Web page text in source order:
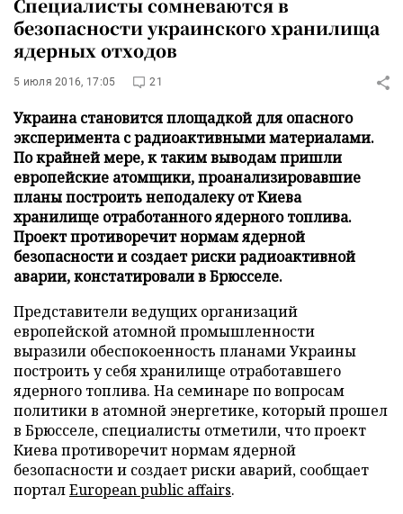
Специалисты сомневаются в
безопасности украинского хранилища
ядерных отходов
5 июля 2016, 17:05 21
Украина становится площадкой для опасного
эксперимента с радиоактивными материалами.
По крайней мере, к таким выводам пришли
европейские атомщики, проанализировавшие
планы построить неподалеку от Киева
хранилище отработанного ядерного топлива.
Проект противоречит нормам ядерной
безопасности и создает риски радиоактивной
аварии, констатировали в Брюсселе.
Представители ведущих организаций
европейской атомной промышленности
выразили обеспокоенность планами Украины
построить у себя хранилище отработавшего
ядерного топлива. На семинаре по вопросам
политики в атомной энергетике, который прошел
в Брюсселе, специалисты отметили, что проект
Киева противоречит нормам ядерной
безопасности и создает риски аварий, сообщает
порталEuropean public affairs.